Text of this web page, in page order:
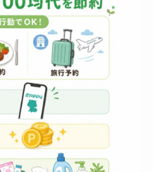
【100均】ダイソー/
セリア等でポイズン
リムーバーは買え
る？使い方や選び方
を解説！
【100均】ダイソー/
セリア等でフロアラ
バーほうきは買え